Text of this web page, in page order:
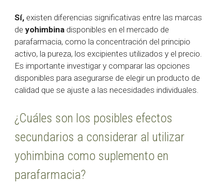
Sí, existen diferencias significativas entre las marcas
de yohimbina disponibles en el mercado de
parafarmacia, como la concentración del principio
activo, la pureza, los excipientes utilizados y el precio.
Es importante investigar y comparar las opciones
disponibles para asegurarse de elegir un producto de
calidad que se ajuste a las necesidades individuales.
¿Cuáles son los posibles efectos
secundarios a considerar al utilizar
yohimbina como suplemento en
parafarmacia?